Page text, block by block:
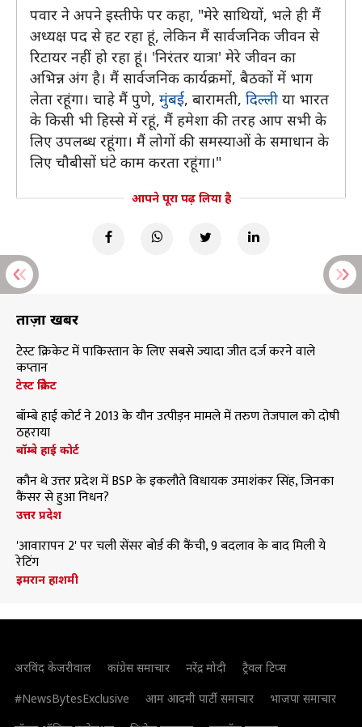
पवार ने अपने इस्तीफे पर कहा, "मेरे साथियों, भले ही मैं
अध्यक्ष पद से हट रहा हूं, लेकिन मैं सार्वजनिक जीवन से
रिटायर नहीं हो रहा हूं। 'निरंतर यात्रा' मेरे जीवन का
अभिन्न अंग है। मैं सार्वजनिक कार्यक्रमों, बैठकों में भाग
लेता रहूंगा। चाहे मैं पुणे, मुंबई, बारामती, दिल्ली या भारत
के किसी भी हिस्से में रहूं, मैं हमेशा की तरह आप सभी के
लिए उपलब्ध रहूंगा। मैं लोगों की समस्याओं के समाधान के
लिए चौबीसों घंटे काम करता रहूंगा।"
आपने पूरा पढ़ लिया है
ताज़ा खबरें
टेस्ट क्रिकेट में पाकिस्तान के लिए सबसे ज्यादा जीत दर्ज करने वाले
कप्तान
टेस्ट क्रिकेट
बॉम्बे हाई कोर्ट ने 2013 के यौन उत्पीड़न मामले में तरुण तेजपाल को दोषी
ठहराया
बॉम्बे हाई कोर्ट
कौन थे उत्तर प्रदेश में BSP के इकलौते विधायक उमाशंकर सिंह, जिनका
कैंसर से हुआ निधन?
उत्तर प्रदेश
'आवारापन 2' पर चली सेंसर बोर्ड की कैंची, 9 बदलाव के बाद मिली ये
रेटिंग
इमरान हाशमी
अरविंद केजरीवाल कांग्रेस समाचार नरेंद्र मोदी
ट्रैवल टिप्स
#NewsBytesExclusive
आम आदमी पार्टी समाचार
भाजपा समाचार